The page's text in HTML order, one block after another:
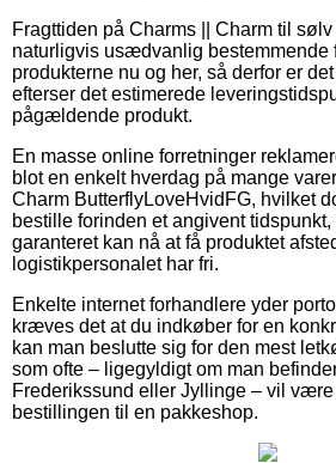
Fragttiden på Charms || Charm til
naturligvis usædvanlig bestemmende
produkterne nu og her, så derfor er
efterser det estimerede
pågældende produkt.
En masse online forretninger
blot en enkelt hverdag på mange
Charm ButterflyLoveHvidFG, hvilket
bestille forinden et angivent
garanteret kan nå at få produktet
logistikpersonalet har fri.
Enkelte internet forhandlere yder
kræves det at du indkøber for en
kan man beslutte sig for den mest
som ofte – ligegyldigt om man
Frederikssund eller Jyllinge – vil
bestillingen til en pakkeshop.